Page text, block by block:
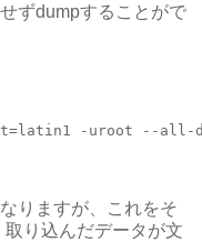
ずdumpすることがで
-uroot --all-
りますが、これをそ
り込んだデータが文